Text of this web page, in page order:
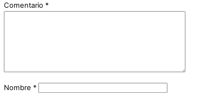
Comentario *
Nombre *